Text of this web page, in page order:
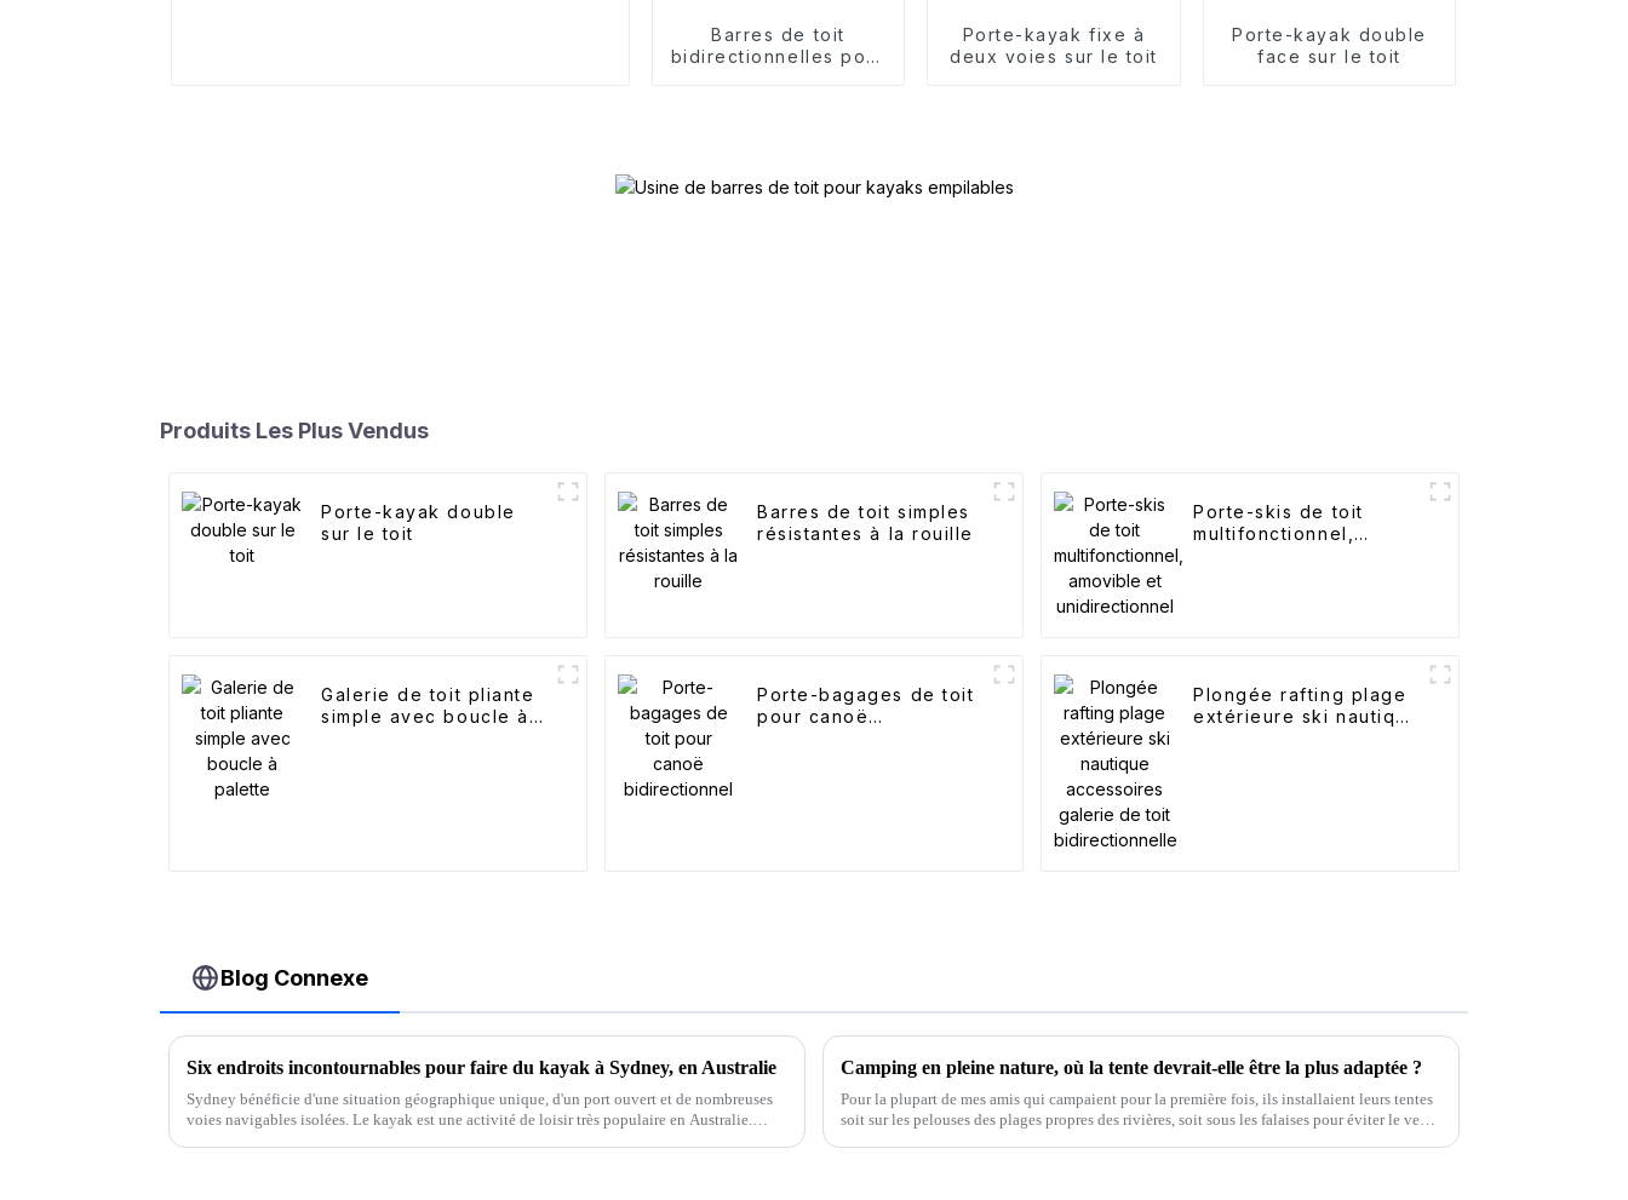
Barres de toit
bidirectionnelles pour
Porte-kayak fixe à
deux voies sur le toit
Porte-kayak double
face sur le toit
Produits Les Plus Vendus
Porte-kayak double
sur le toit
Barres de toit simples
résistantes à la rouille
Porte-skis de toit
multifonctionnel,
Galerie de toit pliante
simple avec boucle à
Porte-bagages de toit
pour canoë
Plongée rafting plage
extérieure ski nautique
Blog Connexe
Six endroits incontournables pour faire du kayak à Sydney, en Australie
Sydney bénéficie d'une situation géographique unique, d'un port ouvert et de nombreuses
voies navigables isolées. Le kayak est une activité de loisir très populaire en Australie.
Camping en pleine nature, où la tente devrait-elle être la plus adaptée ?
Pour la plupart de mes amis qui campaient pour la première fois, ils installaient leurs tentes
soit sur les pelouses des plages propres des rivières, soit sous les falaises pour éviter le vent